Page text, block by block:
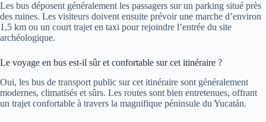
Les bus déposent généralement les passagers sur un parking situé près
des ruines. Les visiteurs doivent ensuite prévoir une marche d’environ
1,5 km ou un court trajet en taxi pour rejoindre l’entrée du site
archéologique.
Le voyage en bus est-il sûr et confortable sur cet itinéraire ?
Oui, les bus de transport public sur cet itinéraire sont généralement
modernes, climatisés et sûrs. Les routes sont bien entretenues, offrant
un trajet confortable à travers la magnifique péninsule du Yucatán.